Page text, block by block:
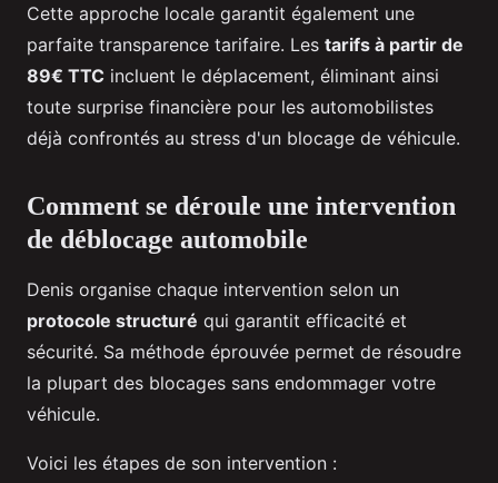
Cette approche locale garantit également une
parfaite transparence tarifaire. Les tarifs à partir de
89€ TTC incluent le déplacement, éliminant ainsi
toute surprise financière pour les automobilistes
déjà confrontés au stress d'un blocage de véhicule.
Comment se déroule une intervention
de déblocage automobile
Denis organise chaque intervention selon un
protocole structuré qui garantit efficacité et
sécurité. Sa méthode éprouvée permet de résoudre
la plupart des blocages sans endommager votre
véhicule.
Voici les étapes de son intervention :